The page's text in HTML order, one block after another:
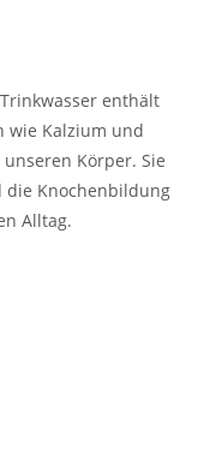
enthält
wie Kalzium und
Körper. Sie
die Knochenbildung
Alltag.